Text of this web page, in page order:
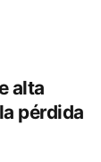
alta
pérdida